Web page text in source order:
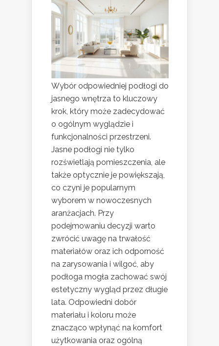
Wybór odpowiedniej podłogi do
jasnego wnętrza to kluczowy
krok, który może zadecydować
o ogólnym wyglądzie i
funkcjonalności przestrzeni.
Jasne podłogi nie tylko
rozświetlają pomieszczenia, ale
także optycznie je powiększają,
co czyni je popularnym
wyborem w nowoczesnych
aranżacjach. Przy
podejmowaniu decyzji warto
zwrócić uwagę na trwałość
materiałów oraz ich odporność
na zarysowania i wilgoć, aby
podłoga mogła zachować swój
estetyczny wygląd przez długie
lata. Odpowiedni dobór
materiału i koloru może
znacząco wpłynąć na komfort
użytkowania oraz ogólną